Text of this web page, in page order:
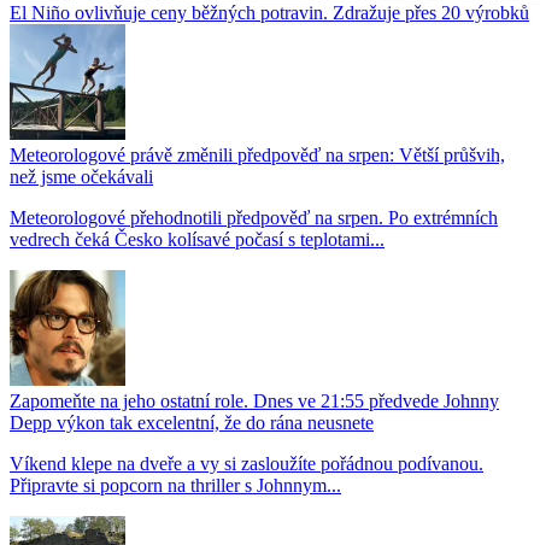
El Niño ovlivňuje ceny běžných potravin. Zdražuje přes 20 výrobků
Meteorologové právě změnili předpověď na srpen: Větší průšvih,
než jsme očekávali
Meteorologové přehodnotili předpověď na srpen. Po extrémních
vedrech čeká Česko kolísavé počasí s teplotami...
Zapomeňte na jeho ostatní role. Dnes ve 21:55 předvede Johnny
Depp výkon tak excelentní, že do rána neusnete
Víkend klepe na dveře a vy si zasloužíte pořádnou podívanou.
Připravte si popcorn na thriller s Johnnym...